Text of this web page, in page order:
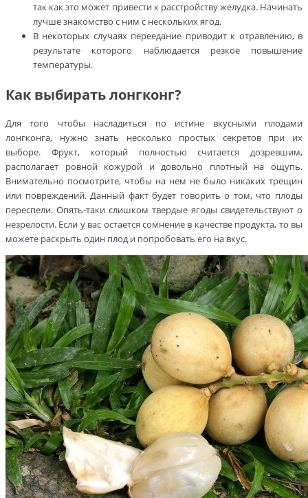
так как это может привести к расстройству желудка. Начинать
лучше знакомство с ним с нескольких ягод.
В некоторых случаях переедание приводит к отравлению, в
результате которого наблюдается резкое повышение
температуры.
Как выбирать лонгконг?
Для того чтобы насладиться по истине вкусными плодами
лонгконга, нужно знать несколько простых секретов при их
выборе. Фрукт, который полностью считается дозревшим,
располагает ровной кожурой и довольно плотный на ощупь.
Внимательно посмотрите, чтобы на нем не было никаких трещин
или повреждений. Данный факт будет говорить о том, что плоды
переспели. Опять-таки слишком твердые ягоды свидетельствуют о
незрелости. Если у вас остается сомнение в качестве продукта, то вы
можете раскрыть один плод и попробовать его на вкус.